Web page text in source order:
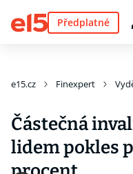
Předplatné
e15.cz Finexpert
Částečná
lidem pokles